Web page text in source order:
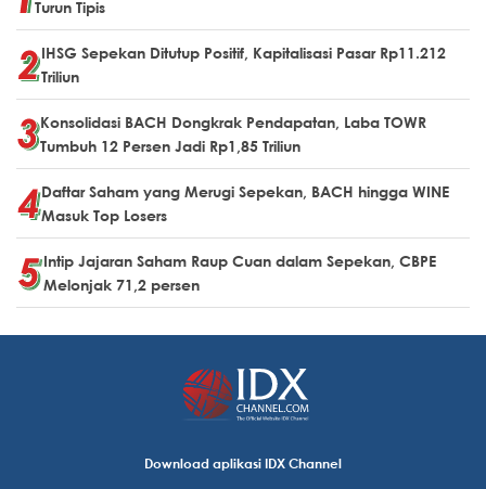
Turun Tipis
IHSG Sepekan Ditutup Positif, Kapitalisasi Pasar Rp11.212
Triliun
Konsolidasi BACH Dongkrak Pendapatan, Laba TOWR
Tumbuh 12 Persen Jadi Rp1,85 Triliun
Daftar Saham yang Merugi Sepekan, BACH hingga WINE
Masuk Top Losers
Intip Jajaran Saham Raup Cuan dalam Sepekan, CBPE
Melonjak 71,2 persen
Download aplikasi IDX Channel